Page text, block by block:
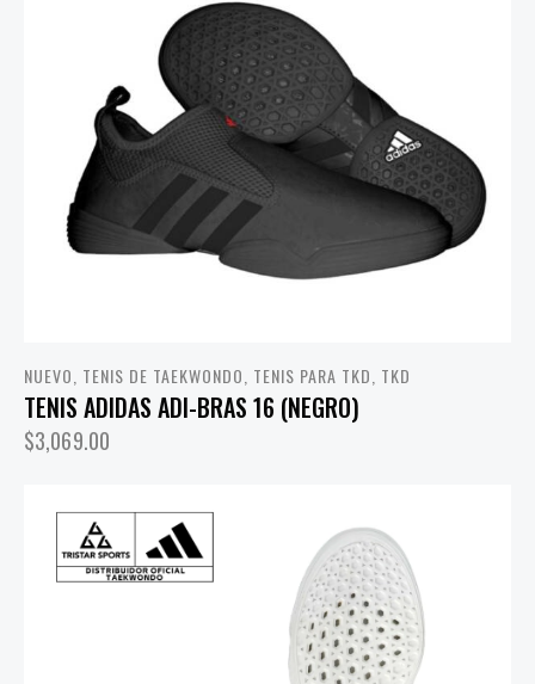
NUEVO TENIS DE TAEKWONDO TENIS PARA TKD TKD
TENIS ADIDAS ADI-BRAS 16 (NEGRO)
$3,069.00